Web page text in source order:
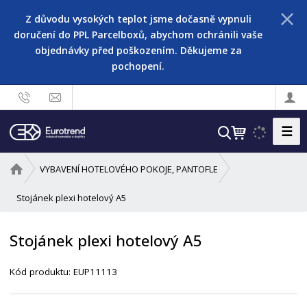
Z důvodu vysokých teplot jsme dočasně vypnuli
doručení do PPL Parcelboxů, abychom ochránili vaše
objednávky před poškozením. Děkujeme za
pochopení.
V
☰
v
o
í
t
VYBAVENÍ HOTELOVÉHO POKOJE, PANTOFLE
Stojánek plexi hotelový A5
Stojánek plexi hotelový A5
Kód produktu:EUP11113